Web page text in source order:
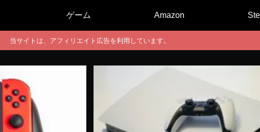
ゲーム Amazon
当サイトは、アフィリエイト広告を利用しています。